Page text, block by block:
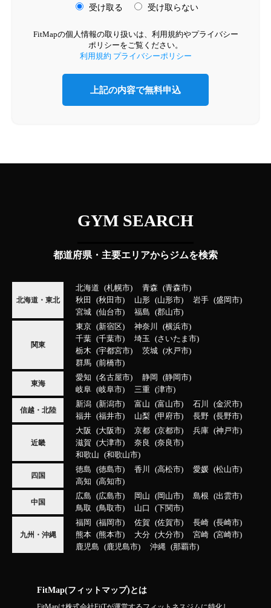
受け取る
受け取らない
FitMapの個人情報の取り扱いは、利用規約やプライバシー
ポリシーをご覧ください。
利用規約 プライバシーポリシー
GYM SEARCH
都道府県・主要エリアからジムを検索
北海道・東北
北海道 札幌市 青森
青森市
秋田
秋田市 山形 山形市 岩手
盛岡市
宮城
仙台市 福島 郡山市
関東
東京 新宿区 神奈川
横浜市
千葉
千葉市 埼玉
さいたま市
栃木
宇都宮市 茨城
水戸市
群馬
前橋市
東海
愛知 名古屋市 静岡
静岡市
岐阜
岐阜市 三重 津市
信越・北陸
新潟 新潟市 富山 富山市 石川
金沢市
福井
福井市 山梨 甲府市 長野 長野市
近畿
大阪 大阪市 京都 京都市 兵庫
神戸市
滋賀
大津市 奈良
奈良市
和歌山
和歌山市
四国
徳島 徳島市 香川 高松市 愛媛
松山市
高知
高知市
中国
広島 広島市 岡山 岡山市 島根
出雲市
鳥取
鳥取市 山口 下関市
九州・沖縄
福岡 福岡市 佐賀 佐賀市 長崎
長崎市
熊本
熊本市 大分 大分市 宮崎
宮崎市
鹿児島
鹿児島市 沖縄 那覇市
FitMap(フィットマップ)とは